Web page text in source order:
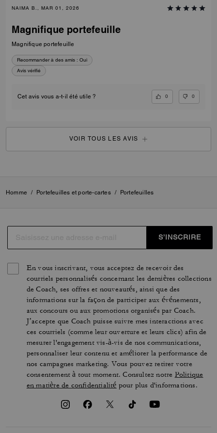
NAIMA B., MAR 01, 2026
Magnifique portefeuille
Magnifique portefeuille
Recommander à des amis : Oui
Avis vérifié
Cet avis vous a-t-il été utile ? 0 0
VOIR TOUS LES AVIS
Homme / Portefeuilles et porte-cartes / Portefeuilles
S’INSCRIRE
En vous inscrivant, vous acceptez de recevoir des
courriels personnalisés concernant les dernières collections
de Coach, ses offres et nouveautés, ainsi que des
informations sur la façon de participer aux événements,
aux concours ou aux promotions organisés par Coach.
J’accepte que Coach puisse suivre mes interactions avec
ces courriels (comme leur ouverture et leurs clics) afin de
mesurer l'engagement vis-à-vis de nos communications,
personnaliser leur contenu et améliorer la performance de
nos campagnes marketing. Vous pouvez retirer votre
consentement à tout moment. Consultez notre Politique
en matière de confidentialité pour plus d'informations.